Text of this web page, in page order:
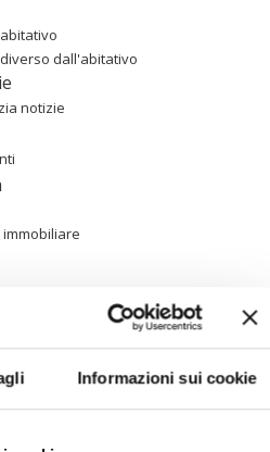
Informazioni sui cookie
dall'abitativo
notizie
Cerca
Associazioni